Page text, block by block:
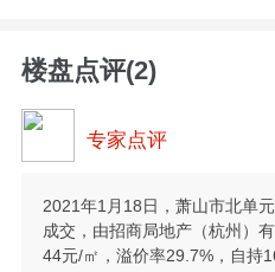
楼盘点评(2)
专家点评
2021年1月18日，萧山市北单
成交，由招商局地产（杭州）
44元/㎡，溢价率29.7%，自持